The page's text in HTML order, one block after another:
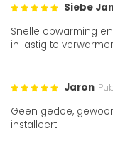
Siebe
Snelle opwarming
in lastig te
Jaron
Geen gedoe,
installeert.